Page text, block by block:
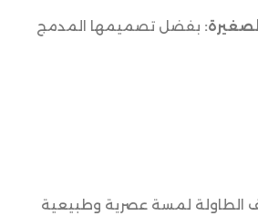
بفضل تصميمها المدمج
الطاولة لمسة عصرية وطبيعية